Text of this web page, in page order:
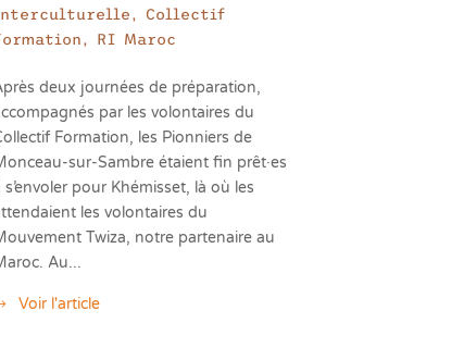
, Collectif
, RI Maroc
deux journées de préparation,
par les volontaires du
Formation, les Pionniers de
sur-Sambre étaient fin prêt·es
s’envoler pour Khémisset, là où les
les volontaires du
Twiza, notre partenaire au
Au...
Voir l'article